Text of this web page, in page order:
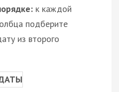
к каждой
подберите
из второго